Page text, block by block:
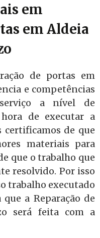
em
em Aldeia
de portas em
e competências
a nível de
de executar a
certificamos de que
materiais para
que o trabalho que
resolvido. Por isso
trabalho executado
a Reparação de
será feita com a